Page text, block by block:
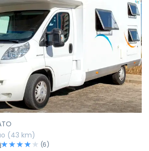
(43 km)
(6)